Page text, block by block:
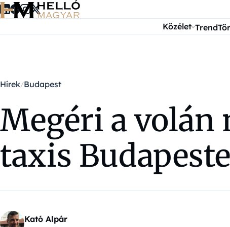
Ugrás a tartalomra
Közélet Trend
Hírek Budapest
Megéri a volán
taxis
Kató Alpár